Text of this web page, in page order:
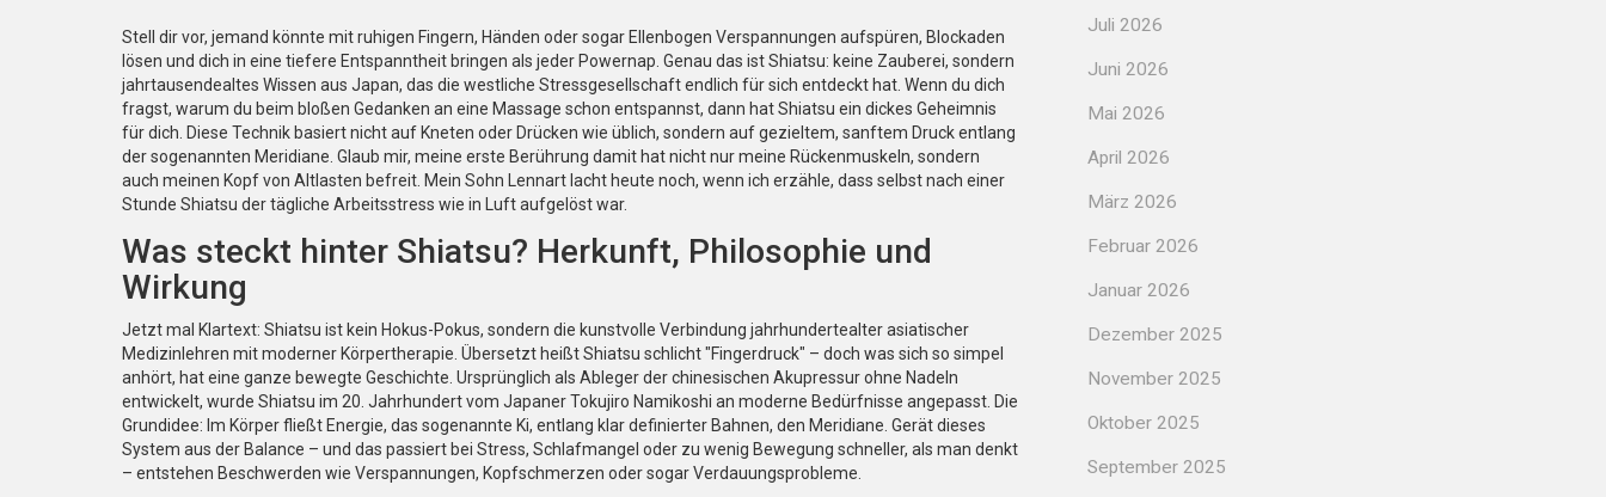
Stell dir vor, jemand könnte mit ruhigen Fingern, Händen oder sogar Ellenbogen Verspannungen aufspüren, Blockaden
lösen und dich in eine tiefere Entspanntheit bringen als jeder Powernap. Genau das ist Shiatsu: keine Zauberei, sondern
jahrtausendealtes Wissen aus Japan, das die westliche Stressgesellschaft endlich für sich entdeckt hat. Wenn du dich
fragst, warum du beim bloßen Gedanken an eine Massage schon entspannst, dann hat Shiatsu ein dickes Geheimnis
für dich. Diese Technik basiert nicht auf Kneten oder Drücken wie üblich, sondern auf gezieltem, sanftem Druck entlang
der sogenannten Meridiane. Glaub mir, meine erste Berührung damit hat nicht nur meine Rückenmuskeln, sondern
auch meinen Kopf von Altlasten befreit. Mein Sohn Lennart lacht heute noch, wenn ich erzähle, dass selbst nach einer
Stunde Shiatsu der tägliche Arbeitsstress wie in Luft aufgelöst war.
Was steckt hinter Shiatsu? Herkunft, Philosophie und
Wirkung
Jetzt mal Klartext: Shiatsu ist kein Hokus-Pokus, sondern die kunstvolle Verbindung jahrhundertealter asiatischer
Medizinlehren mit moderner Körpertherapie. Übersetzt heißt Shiatsu schlicht "Fingerdruck" – doch was sich so simpel
anhört, hat eine ganze bewegte Geschichte. Ursprünglich als Ableger der chinesischen Akupressur ohne Nadeln
entwickelt, wurde Shiatsu im 20. Jahrhundert vom Japaner Tokujiro Namikoshi an moderne Bedürfnisse angepasst. Die
Grundidee: Im Körper fließt Energie, das sogenannte Ki, entlang klar definierter Bahnen, den Meridiane. Gerät dieses
System aus der Balance – und das passiert bei Stress, Schlafmangel oder zu wenig Bewegung schneller, als man denkt
– entstehen Beschwerden wie Verspannungen, Kopfschmerzen oder sogar Verdauungsprobleme.
Juli 2026
Juni 2026
Mai 2026
April 2026
März 2026
Februar 2026
Januar 2026
Dezember 2025
November 2025
Oktober 2025
September 2025